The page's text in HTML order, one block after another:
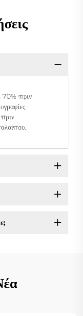
70% πριν